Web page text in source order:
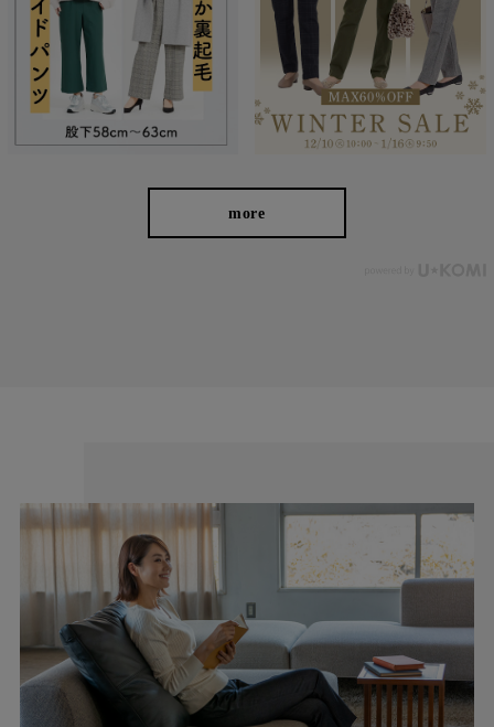
洗濯機で洗えるから毎日穿ける！
ッタリ。 なめらかな肌触りでシワにもなりにくく、お手入れも
楽々。 デニム特有の色落ちも楽しめます。
more